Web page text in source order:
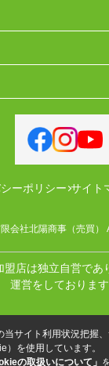
ーポリシー サイト
会社北陽商事（売買）
盟店は独立自営であ
運営をしております
当サイト利用状況把握
）を使用しています。
の取扱いについて」